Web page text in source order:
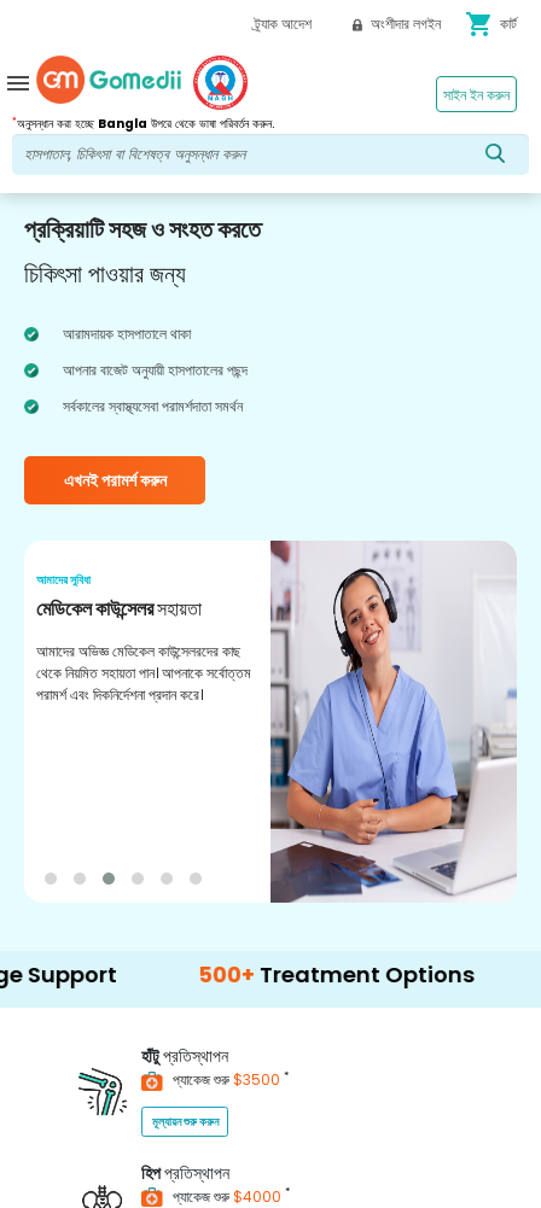
ট্র্যাক আদেশ অংশীদার লগইন shopping_cart কার্ট
*অনুসন্ধান করা হচ্ছে Bangla উপরে থেকে ভাষা পরিবর্তন করুন.
সাইন ইন করুন
menu
প্রক্রিয়াটি সহজ ও সংহত করতে
চিকিৎসা পাওয়ার জন্য
আরামদায়ক হাসপাতালে থাকা
আপনার বাজেট অনুযায়ী হাসপাতালের পছন্দ
সর্বকালের স্বাস্থ্যসেবা পরামর্শদাতা সমর্থন
এখনই পরামর্শ করুন
আমাদের সুবিধা
মেডিকেল কাউন্সেলরসহায়তা
আমাদের অভিজ্ঞ মেডিকেল কাউন্সেলরদের কাছ
থেকে নিয়মিত সহায়তা পান। আপনাকে সর্বোত্তম
পরামর্শ এবং দিকনির্দেশনা প্রদান করে।
500+ Treatment Options
হাঁটুপ্রতিস্থাপন
প্যাকেজ শুরু$3500 *
মূল্যায়ন শুরু করুন
হিপপ্রতিস্থাপন
প্যাকেজ শুরু$4000 *